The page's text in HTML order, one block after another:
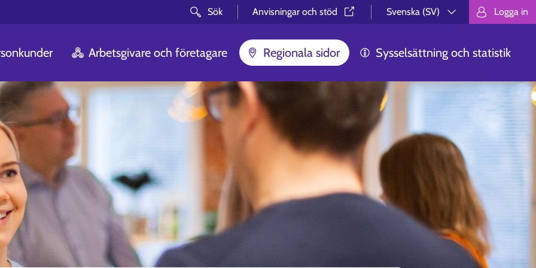
Sök Anvisningar och stöd⁠
Svenska (SV)
Välj språk.
Logga in
Arbetsgivare och företagare Regionala sidor Sysselsättning och statistik